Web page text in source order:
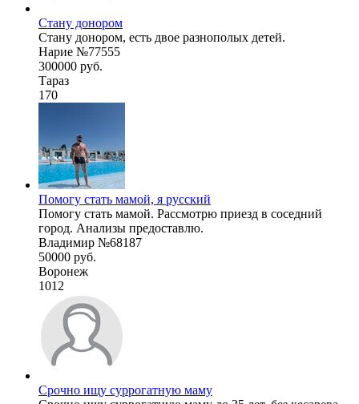
Стану донором
Стану донором, есть двое разнополых детей.
Нарие №77555
300000 руб.
Тараз
170
Помогу стать мамой, я русский
Помогу стать мамой. Рассмотрю приезд в соседний
город. Анализы предоставлю.
Владимир №68187
50000 руб.
Воронеж
1012
Срочно ищу суррогатную маму